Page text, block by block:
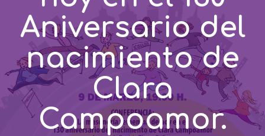
Aniversario del
nacimiento de
Clara
Campoamor.